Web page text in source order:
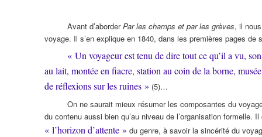
Avant d’aborderPar les champs et par les grèves, il
voyage. Il s’en explique en 1840, dans les premières pages de
« Un voyageur est tenu de dire tout ce qu’il a vu,
au lait, montée en fiacre, station au coin de la borne,
de réflexions sur les ruines » (5)…
On ne saurait mieux résumer les composantes du
du contenu aussi bien qu’au niveau de l’organisation formelle.
« l’horizon d’attente » du genre, à savoir la sincérité du